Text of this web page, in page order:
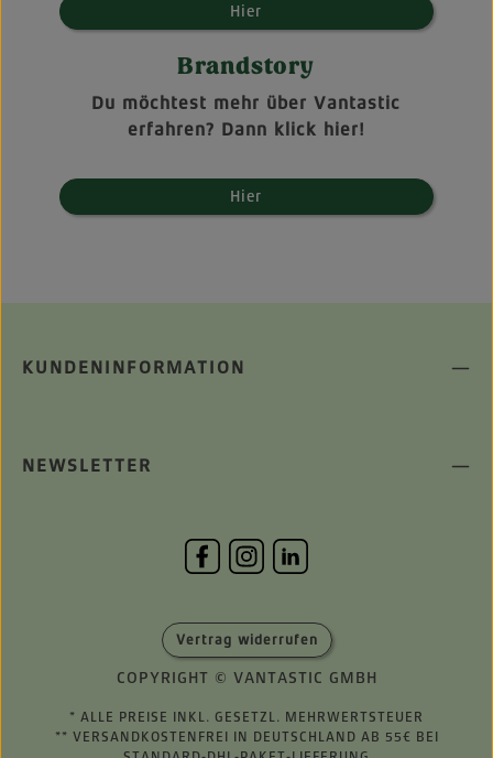
Hier
Brandstory
Du möchtest mehr über Vantastic
erfahren? Dann klick hier!
Hier
KUNDENINFORMATION
NEWSLETTER
Vertrag widerrufen
COPYRIGHT © VANTASTIC GMBH
* ALLE PREISE INKL. GESETZL. MEHRWERTSTEUER
** VERSANDKOSTENFREI IN DEUTSCHLAND AB 55€ BEI